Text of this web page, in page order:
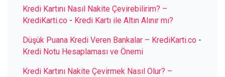
Kredi Kartını Nasıl Nakite Çevirebilirim? –
KrediKarti.co - Kredi Kartı ile Altın Alınır mı?
Düşük Puana Kredi Veren Bankalar – KrediKarti.co -
Kredi Notu Hesaplaması ve Önemi
Kredi Kartını Nakite Çevirmek Nasıl Olur? –